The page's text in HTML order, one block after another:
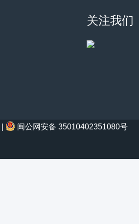
关注我们
闽公网安备 35010402351080号